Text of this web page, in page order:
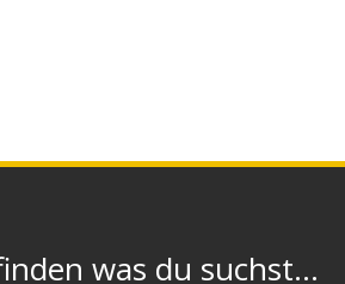
was du suchst...